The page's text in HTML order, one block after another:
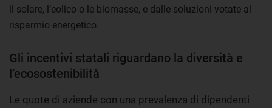
il solare, l’eolico o le biomasse, e dalle soluzioni votate al
risparmio energetico.
Gli incentivi statali riguardano la diversità e
l’ecosostenibilità
Le quote di aziende con una prevalenza di dipendenti